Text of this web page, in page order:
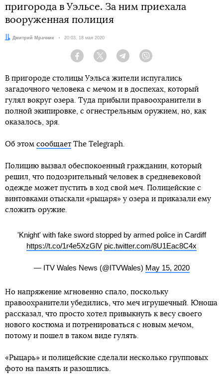
пригорода в Уэльсе. За ним приехала
вооруженная полиция
Автор:
Дмитрий Мрачник Дата:
20:03, 18 мая 2020
Facebook Twitter Telegram
В пригороде столицы Уэльса жители испугались
загадочного человека с мечом и в доспехах, который
гулял вокруг озера. Туда прибыли правоохранители в
полной экипировке, с огнестрельным оружием, но, как
оказалось, зря.
Об этом сообщает The Telegraph.
Полицию вызвал обеспокоенный гражданин, который
решил, что подозрительный человек в средневековой
одежде может пустить в ход свой меч. Полицейские с
винтовками отыскали «рыцаря» у озера и приказали ему
сложить оружие.
'Knight' with fake sword stopped by armed police in Cardiff
https://t.co/1r4e5XzGlV pic.twitter.com/8U1Eac8C4x
— ITV Wales News (@ITVWales) May 15, 2020
Но напряжение мгновенно спало, поскольку
правоохранители убедились, что меч игрушечный. Юноша
рассказал, что просто хотел привыкнуть к весу своего
нового костюма и потренироваться с новым мечом,
потому и пошел в таком виде гулять.
«Рыцарь» и полицейские сделали несколько групповых
фото на память и разошлись.